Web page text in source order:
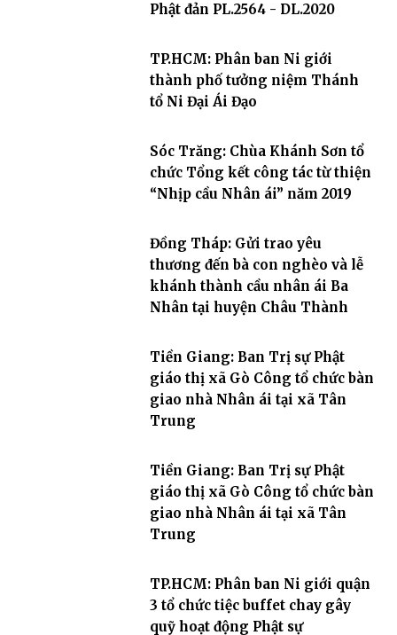
Phật đản PL.2564 - DL.2020
TP.HCM: Phân ban Ni giới
thành phố tưởng niệm Thánh
tổ Ni Đại Ái Đạo
Sóc Trăng: Chùa Khánh Sơn tổ
chức Tổng kết công tác từ thiện
“Nhịp cầu Nhân ái” năm 2019
Đồng Tháp: Gửi trao yêu
thương đến bà con nghèo và lễ
khánh thành cầu nhân ái Ba
Nhân tại huyện Châu Thành
Tiền Giang: Ban Trị sự Phật
giáo thị xã Gò Công tổ chức bàn
giao nhà Nhân ái tại xã Tân
Trung
Tiền Giang: Ban Trị sự Phật
giáo thị xã Gò Công tổ chức bàn
giao nhà Nhân ái tại xã Tân
Trung
TP.HCM: Phân ban Ni giới quận
3 tổ chức tiệc buffet chay gây
quỹ hoạt động Phật sự